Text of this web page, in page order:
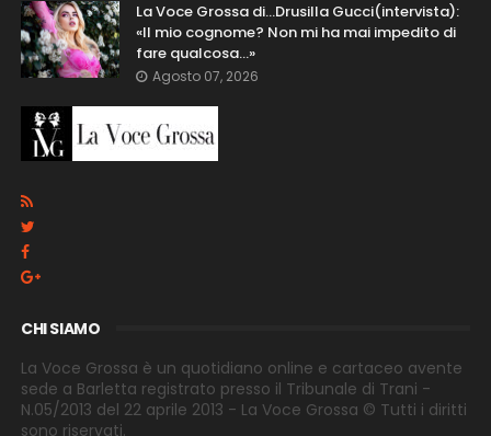
La Voce Grossa di…Drusilla Gucci(intervista):
«Il mio cognome? Non mi ha mai impedito di
fare qualcosa…»
Agosto 07, 2026
CHI SIAMO
La Voce Grossa è un quotidiano online e cartaceo avente
sede a Barletta registrato presso il Tribunale di Trani -
N.05/2013 del 22 aprile 2013 - La Voce Grossa © Tutti i diritti
sono riservati.